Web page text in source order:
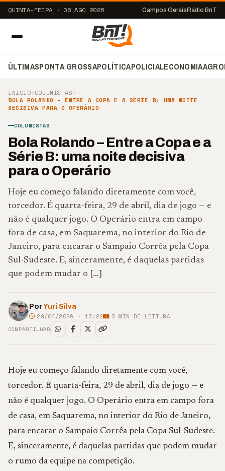
QUINTA-FEIRA · 06 AGO 2026 Campos Gerais Rádio BnT
ÚLTIMASPONTA GROSSAPOLÍTICAPOLICIALECONOMIA
INÍCIO›COLUNISTAS ›
BOLA ROLANDO – ENTRE A COPA E A SÉRIE B: UMA NOITE
DECISIVA PARA O OPERÁRIO
COLUNISTAS
Bola Rolando – Entre a Copa e a
Série B: uma noite decisiva
para o Operário
Hoje eu começo falando diretamente com você,
torcedor. É quarta-feira, 29 de abril, dia de jogo — e
não é qualquer jogo. O Operário entra em campo
fora de casa, em Saquarema, no interior do Rio de
Janeiro, para encarar o Sampaio Corrêa pela Copa
Sul-Sudeste. E, sinceramente, é daquelas partidas
que podem mudar o […]
PorYuri Silva
29/04/2026 · 13:22 3 MIN DE LEITURA
COMPARTILHAR
Hoje eu começo falando diretamente com você,
torcedor. É quarta-feira, 29 de abril, dia de jogo — e
não é qualquer jogo. O Operário entra em campo fora
de casa, em Saquarema, no interior do Rio de Janeiro,
para encarar o Sampaio Corrêa pela Copa Sul-Sudeste.
E, sinceramente, é daquelas partidas que podem mudar
o rumo da equipe na competição.